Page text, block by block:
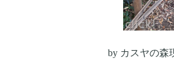
by カスヤの森